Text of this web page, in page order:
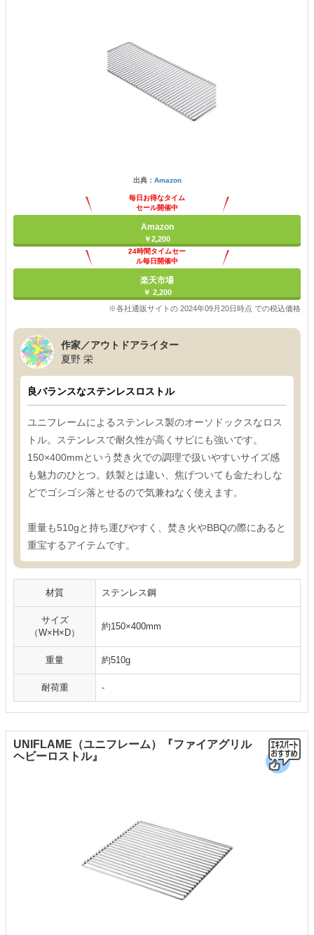
出典： Amazon
毎日お得なタイム
セール開催中
Amazon
￥2,200
24時間タイムセー
ル毎日開催中
楽天市場
￥ 2,200
※各社通販サイトの 2024年09月20日時点 での税込価格
作家／アウトドアライター
夏野 栄
良バランスなステンレスロストル
ユニフレームによるステンレス製のオーソドックスなロス
トル。ステンレスで耐久性が高くサビにも強いです。
150×400mmという焚き火での調理で扱いやすいサイズ感
も魅力のひとつ。鉄製とは違い、焦げついても金たわしな
どでゴシゴシ落とせるので気兼ねなく使えます。
重量も510gと持ち運びやすく、焚き火やBBQの際にあると
重宝するアイテムです。
材質 ステンレス鋼
サイズ
（W×H×D）
約150×400mm
重量 約510g
耐荷重 -
UNIFLAME（ユニフレーム）『ファイアグリル
ヘビーロストル』